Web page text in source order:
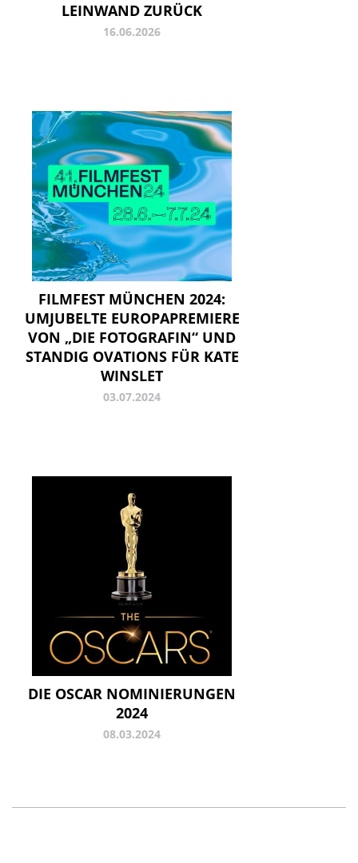
EINWAND ZURÜCK
16.06.2026
FILMFEST MÜNCHEN 2024:
UMJUBELTE EUROPAPREMIERE
VON „DIE FOTOGRAFIN“ UND
STANDIG OVATIONS FÜR KATE
WINSLET
03.07.2024
DIE OSCAR NOMINIERUNGEN
2024
08.03.2024